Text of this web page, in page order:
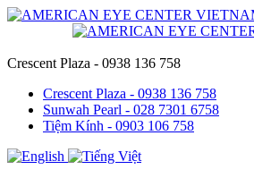
Crescent Plaza - 0938 136 758
Crescent Plaza - 0938 136 758
Sunwah Pearl - 028 7301 6758
Tiệm Kính - 0903 106 758